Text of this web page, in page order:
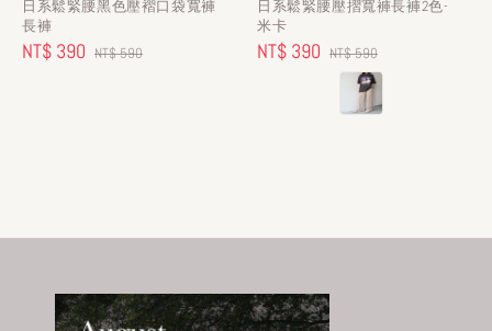
日系鬆緊腰黑色壓褶口袋寬褲
長褲
Sale
NT$ 390 Regular
NT$ 590
日系鬆緊腰壓摺寬褲長褲2色-
米卡
Sale
NT$ 390 Regular
price
NT$ 590